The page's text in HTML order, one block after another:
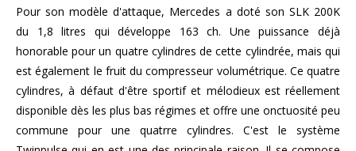
Pour son modèle d'attaque, Mercedes a doté son SLK 200K
du 1,8 litres qui développe 163 ch. Une puissance déjà
honorable pour un quatre cylindres de cette cylindrée, mais qui
est également le fruit du compresseur volumétrique. Ce quatre
cylindres, à défaut d'être sportif et mélodieux est réellement
disponible dès les plus bas régimes et offre une onctuosité peu
commune pour une quatrre cylindres. C'est le système